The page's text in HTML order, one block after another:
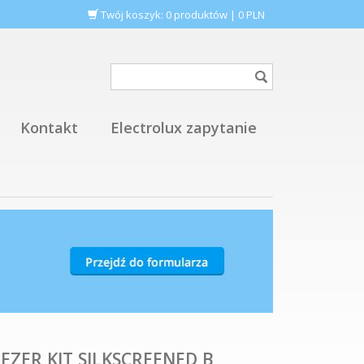
Twój koszyk: 0 produktów | 0 PLN
Kontakt Electrolux zapytanie